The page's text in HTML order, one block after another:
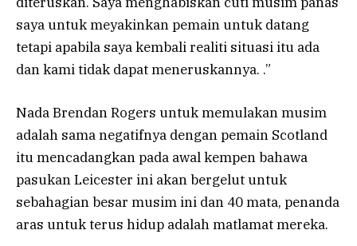
saya untuk meyakinkan pemain untuk datang
tetapi apabila saya kembali realiti situasi itu ada
dan kami tidak dapat meneruskannya. .”
Nada Brendan Rogers untuk memulakan musim
adalah sama negatifnya dengan pemain Scotland
itu mencadangkan pada awal kempen bahawa
pasukan Leicester ini akan bergelut untuk
sebahagian besar musim ini dan 40 mata, penanda
aras untuk terus hidup adalah matlamat mereka.